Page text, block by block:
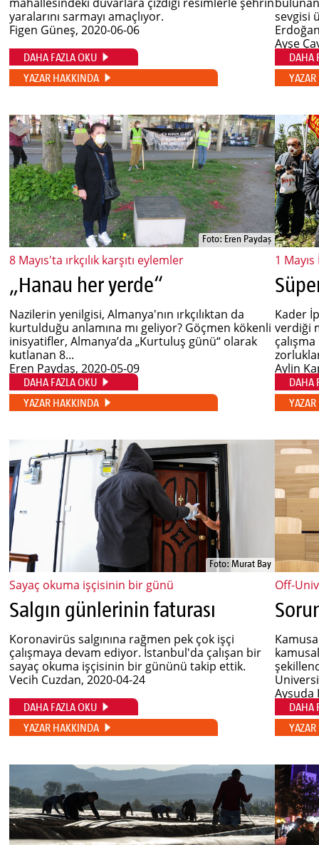
yaralarını sarmayı amaçlıyor.
Figen Güneş, 2020-06-06
DAHA FAZLA OKU
YAZAR HAKKINDA
sevgisi
Ayşe
DAHA
Foto: Eren Paydaş
8 Mayıs'ta ırkçılık karşıtı eylemler
„Hanau her yerde“
Nazilerin yenilgisi, Almanya'nın ırkçılıktan da
kurtulduğu anlamına mı geliyor? Göçmen kökenli
inisyatifler, Almanya’da „Kurtuluş günü“ olarak
kutlanan 8...
Eren Paydaş, 2020-05-09
DAHA FAZLA OKU
YAZAR HAKKINDA
1
Kader
verdiği
Aylin
DAHA
Foto: Murat Bay
Sayaç okuma işçisinin bir günü
Salgın günlerinin faturası
Koronavirüs salgınına rağmen pek çok işçi
çalışmaya devam ediyor. İstanbul'da çalışan bir
sayaç okuma işçisinin bir gününü takip ettik.
Vecih Cuzdan, 2020-04-24
DAHA FAZLA OKU
YAZAR HAKKINDA
Off-
Aysuda
DAHA